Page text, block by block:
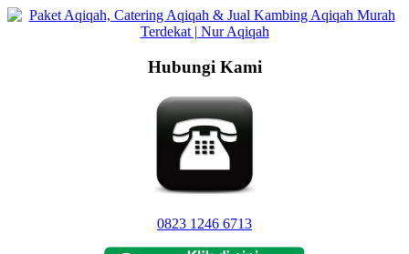
Langsung
Hubungi Kami
0823 1246 6713